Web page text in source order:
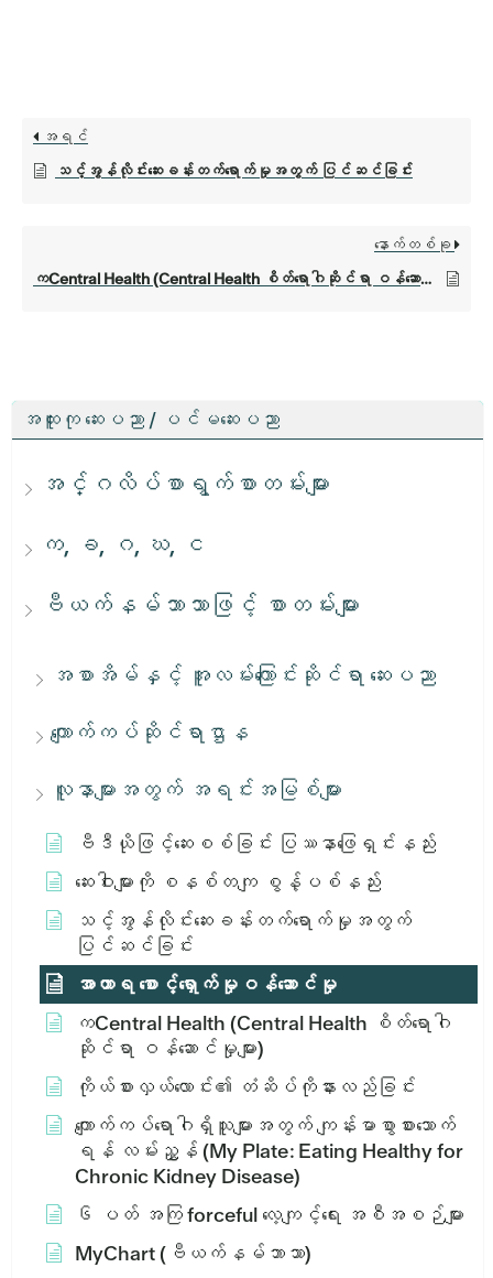
အထူးကု ဆေးပညာ / ပင်မဆေးပညာ
အင်္ဂလိပ်စာရွက်စာတမ်းများ
က, ခ, ဂ, ဃ, င
ဗီယက်နမ်ဘာသာဖြင့် စာတမ်းများ
အစာအိမ်နှင့် အူလမ်းကြောင်းဆိုင်ရာ ဆေးပညာ
ကျောက်ကပ်ဆိုင်ရာဌာန
လူနာများအတွက် အရင်းအမြစ်များ
ဗီဒီယိုဖြင့်ဆေးစစ်ခြင်း ပြဿနာဖြေရှင်းနည်း
ဆေးဝါးများကို စနစ်တကျ စွန့်ပစ်နည်း
သင့်အွန်လိုင်းဆေးခန်းတက်ရောက်မှုအတွက်
ပြင်ဆင်ခြင်း
အာဟာရ စောင့်ရှောက်မှုဝန်ဆောင်မှု
ကCentral Health (Central Health စိတ်ရောဂါ
ဆိုင်ရာ ဝန်ဆောင်မှုများ)
ကိုယ်စားလှယ်လောင်း၏ တံဆိပ်ကိုနားလည်ခြင်း
ကျောက်ကပ်ရောဂါရှိသူများအတွက် ကျန်းမာစွာစားသောက်
ရန် လမ်းညွှန် (My Plate: Eating Healthy for
Chronic Kidney Disease)
၆ ပတ် အကြ forceful လေ့ကျင့်ရေး အစီအစဉ်များ
MyChart (ဗီယက်နမ်ဘာသာ)
အရင်
သင့်အွန်လိုင်းဆေးခန်းတက်ရောက်မှုအတွက် ပြင်ဆင်ခြင်း
နောက်တစ်ခု
ကCentral Health (Central Health စိတ်ရောဂါဆိုင်ရာ ဝန်ဆောင်မှုများ)